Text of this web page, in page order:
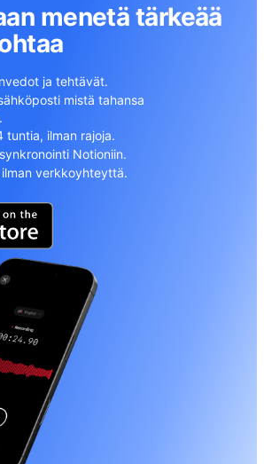
menetä tärkeää
ja tehtävät.
mistä tahansa
tuntia, ilman rajoja.
Notioniin.
verkkoyhteyttä.